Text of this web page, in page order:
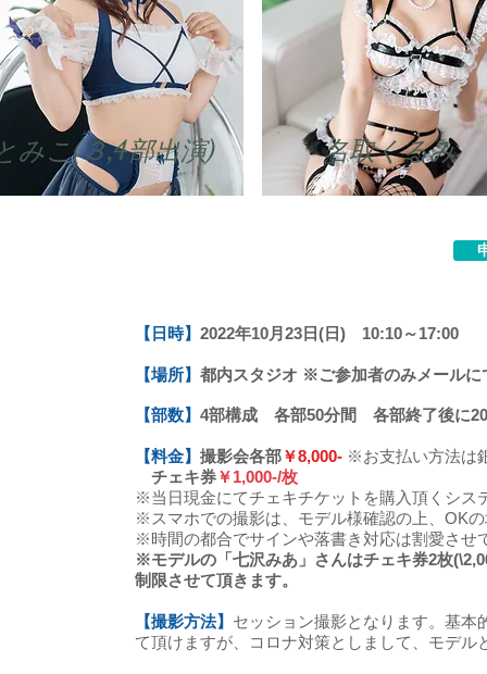
みこ(３,4部出演) 名取くるみ
【日時】 2022年10月23日(日) 10:10～17:00
【場所】 都内スタジオ ※ご参加者のみメールに
【部数】 4部構成 各部50分間 各部終了後に20
【料金】 撮影会各部￥8,000- ※お支払い方法は
チェキ券￥1,000-/枚
※当日現金にてチェキチケットを購入頂くシ
※スマホでの撮影は、モデル様確認の上、OK
※時間の都合でサインや落書き対応は割愛させ
※モデルの「七沢みあ」さんはチェキ券2枚
制限させて頂きます。
【撮影方法】 セッション撮影となります。基本
て頂けますが、コロナ対策としまして、モデ